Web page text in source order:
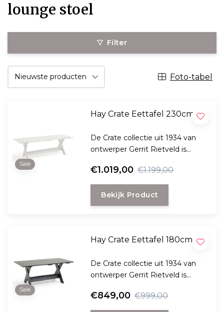
lounge stoel
Filter
Foto-tabel
Sale
Hay Crate Eettafel 230cm
De Crate collectie uit 1934 van
ontwerper Gerrit Rietveld is
Deense Hay .
€1.019,00 €1.199,00
Bekijk Product
Sale
Hay Crate Eettafel 180cm
De Crate collectie uit 1934 van
ontwerper Gerrit Rietveld is
Deense Hay .
€849,00 €999,00